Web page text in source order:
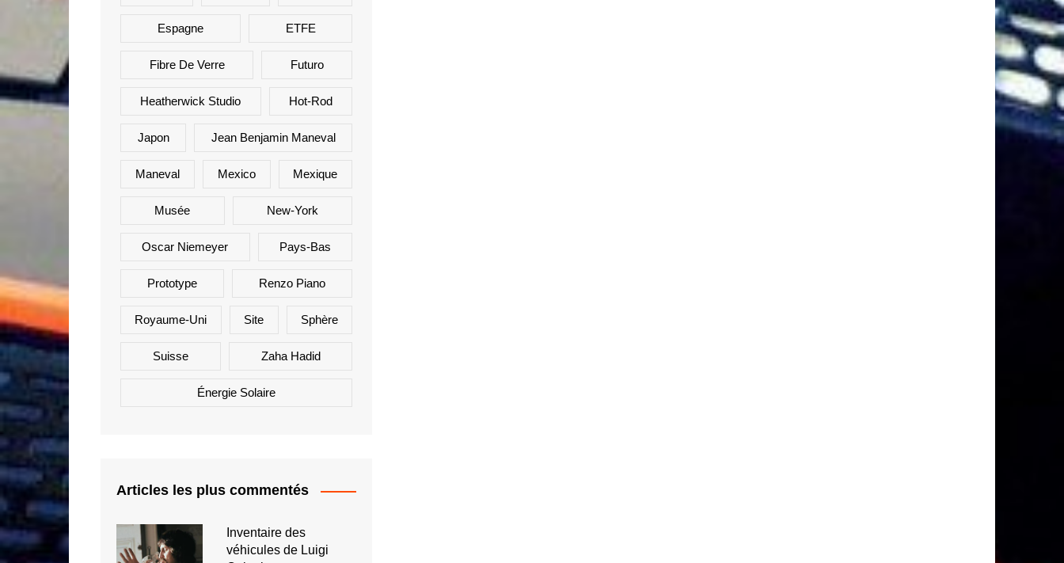
Espagne ETFE
Fibre De Verre Futuro
Heatherwick Studio Hot-Rod
Japon Jean Benjamin Maneval
Maneval Mexico Mexique
Musée New-York
Oscar Niemeyer Pays-Bas
Prototype Renzo Piano
Royaume-Uni Site Sphère
Suisse Zaha Hadid
Énergie Solaire
Articles les plus commentés
Inventaire des
véhicules de Luigi